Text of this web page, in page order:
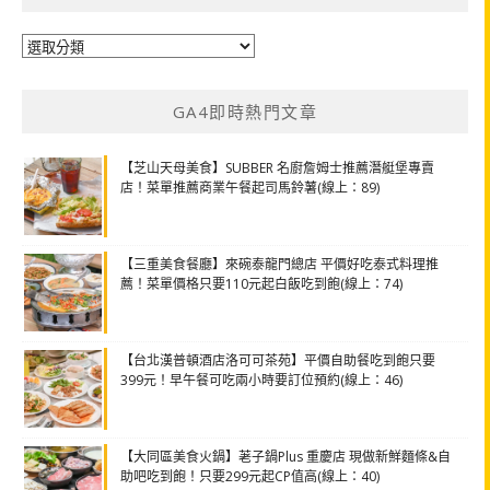
分
GA4即時熱門文章
【芝山天母美食】SUBBER 名廚詹姆士推薦潛艇堡專賣
店！菜單推薦商業午餐起司馬鈴薯(線上：89)
【三重美食餐廳】來碗泰龍門總店 平價好吃泰式料理推
薦！菜單價格只要110元起白飯吃到飽(線上：74)
【台北漢普頓酒店洛可可茶苑】平價自助餐吃到飽只要
399元！早午餐可吃兩小時要訂位預約(線上：46)
【大同區美食火鍋】荖子鍋Plus 重慶店 現做新鮮麵條&自
助吧吃到飽！只要299元起CP值高(線上：40)